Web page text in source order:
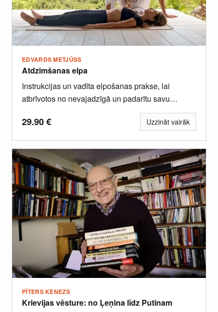
EDVARDS METJŪSS
Atdzimšanas elpa
Instrukcijas un vadīta elpošanas prakse, lai
atbrīvotos no nevajadzīgā un padarītu savu
iekšējo vidi plašāku, tīrāku, gaišāku.
29.90€ Uzzināt vairāk
PĪTERS KENEZS
Krievijas vēsture: no Ļeņina līdz Putinam